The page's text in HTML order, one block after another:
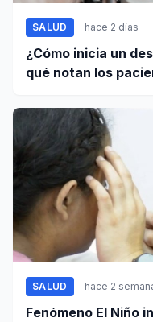
SALUD hace 2 días
¿Cómo inicia un
qué notan los
SALUD hace 2
Fenómeno El Niño